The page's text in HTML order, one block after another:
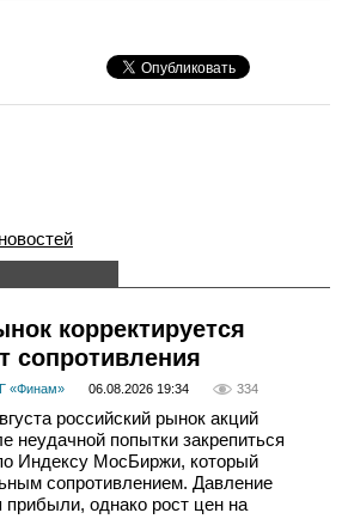
корректируется
сопротивления
«Финам» 06.08.2026 19:34 334
российский рынок акций
неудачной попытки закрепиться
Индексу МосБиржи, который
сопротивлением. Давление
однако рост цен на